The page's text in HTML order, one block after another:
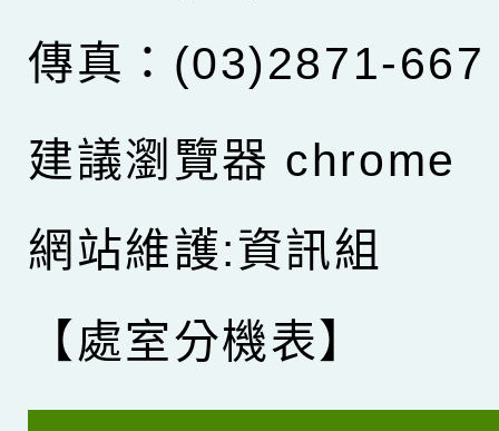
傳真：(03)2871-667
建議瀏覽器 chrome
網站維護:資訊組
【處室分機表】